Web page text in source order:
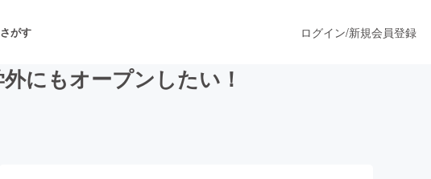
がす ログイン/新規会員登録
にもオープンしたい！